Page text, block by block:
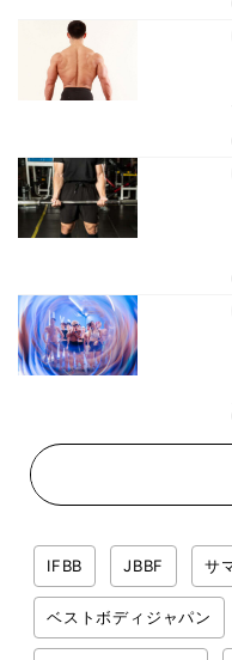
IFBB JBBF サ
ベストボディジャパン